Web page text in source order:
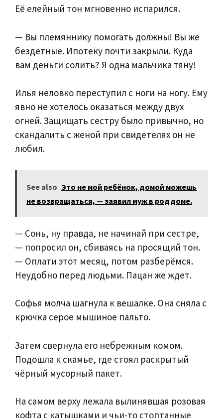
Её елейный тон мгновенно испарился.
— Вы племяннику помогать должны! Вы же
бездетные. Ипотеку почти закрыли. Куда
вам деньги солить? Я одна мальчика тяну!
Илья неловко переступил с ноги на ногу. Ему
явно не хотелось оказаться между двух
огней. Защищать сестру было привычно, но
скандалить с женой при свидетелях он не
любил.
See also Это не мой ребёнок, домой можешь
не возвращаться, — заявил муж в роддоме.
— Сонь, ну правда, не начинай при сестре,
— попросил он, сбиваясь на просящий тон.
— Оплати этот месяц, потом разберёмся.
Неудобно перед людьми. Пацан же ждет.
Софья молча шагнула к вешалке. Она сняла с
крючка серое мышиное пальто.
Затем свернула его небрежным комом.
Подошла к скамье, где стоял раскрытый
чёрный мусорный пакет.
На самом верху лежала вылинявшая розовая
кофта с катышками и чьи-то стоптанные